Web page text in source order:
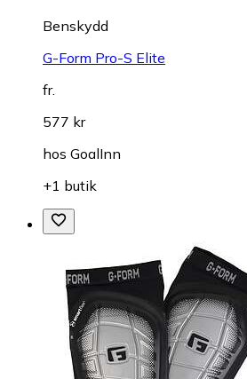
Benskydd
G-Form Pro-S Elite
fr.
577 kr
hos GoalInn
+1 butik